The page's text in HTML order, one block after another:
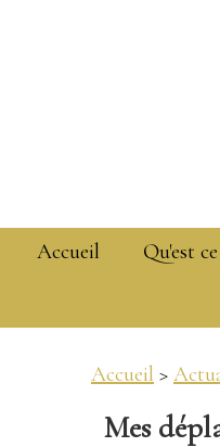
Accueil Qu'est
Accueil >
Mes